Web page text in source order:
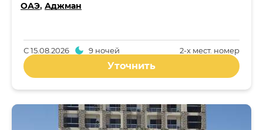
ОАЭ, Аджман
2-x мест. номер
С15.08.2026 9 ночей
Уточнить